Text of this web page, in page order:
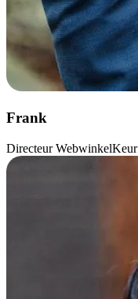
Frank
Directeur WebwinkelKeur